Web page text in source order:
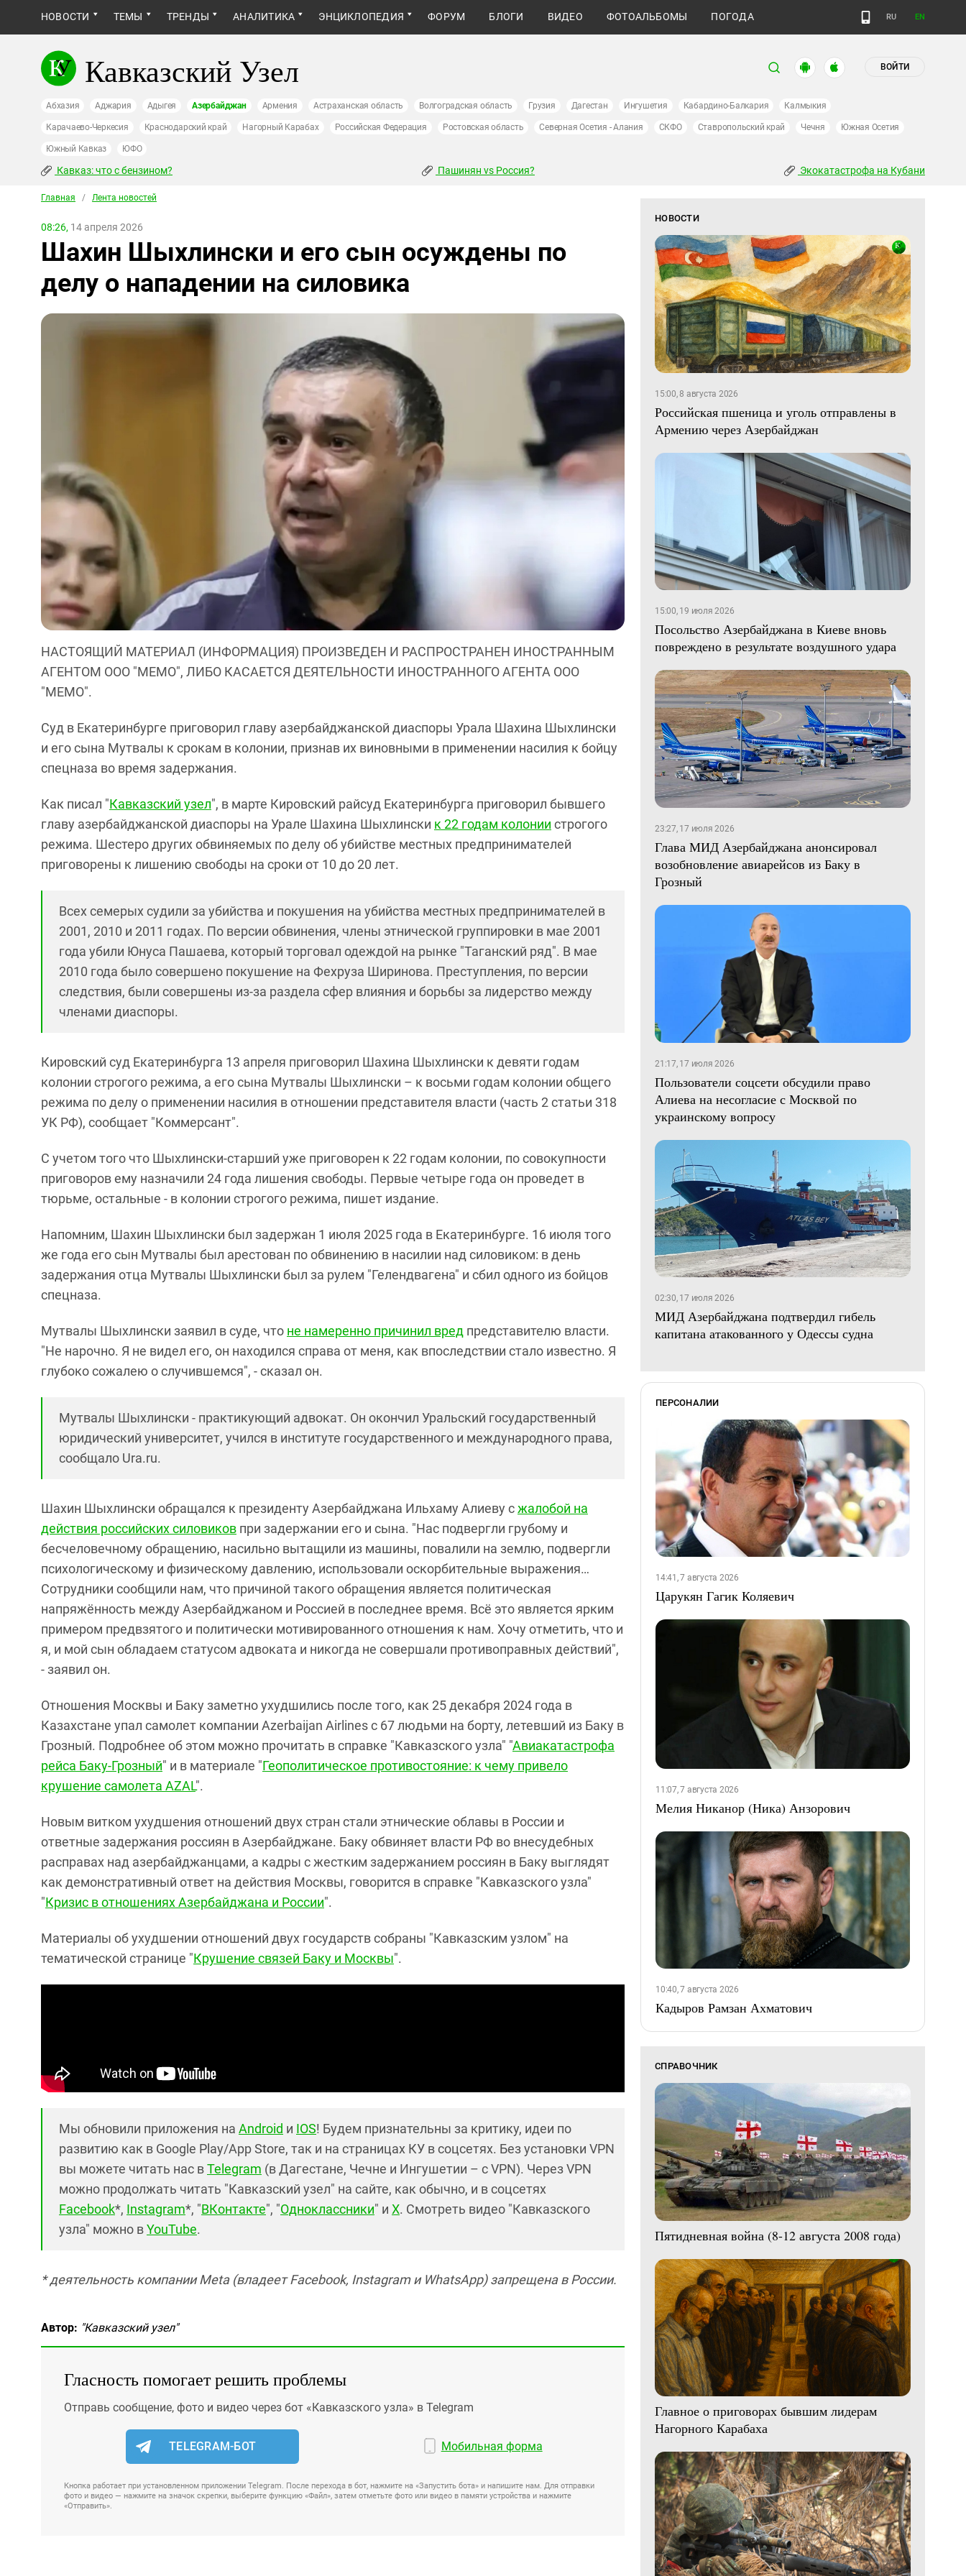
НОВОСТИ ТЕМЫ ТРЕНДЫ АНАЛИТИКА ЭНЦИКЛОПЕДИЯ ФОРУМ БЛОГИ ВИДЕО ФОТОАЛЬБОМЫ ПОГОДА RU EN
Кавказский Узел ВОЙТИ
Абхазия Аджария Адыгея Азербайджан Армения Астраханская область Волгоградская область Грузия Дагестан Ингушетия Кабардино-Балкария Калмыкия
Карачаево-Черкесия Краснодарский край Нагорный Карабах Российская Федерация Ростовская область Северная Осетия - Алания СКФО Ставропольский край Чечня Южная Осетия
Южный Кавказ ЮФО
Кавказ: что с бензином? Пашинян vs Россия? Экокатастрофа на Кубани
Главная / Лента новостей
08:26, 14 апреля 2026
Шахин Шыхлински и его сын осуждены по
делу о нападении на силовика
НАСТОЯЩИЙ МАТЕРИАЛ (ИНФОРМАЦИЯ) ПРОИЗВЕДЕН И РАСПРОСТРАНЕН ИНОСТРАННЫМ
АГЕНТОМ ООО "МЕМО", ЛИБО КАСАЕТСЯ ДЕЯТЕЛЬНОСТИ ИНОСТРАННОГО АГЕНТА ООО
"МЕМО".
Суд в Екатеринбурге приговорил главу азербайджанской диаспоры Урала Шахина Шыхлински
и его сына Мутвалы к срокам в колонии, признав их виновными в применении насилия к бойцу
спецназа во время задержания.
Как писал "Кавказский узел", в марте Кировский райсуд Екатеринбурга приговорил бывшего
главу азербайджанской диаспоры на Урале Шахина Шыхлински к 22 годам колонии строгого
режима. Шестеро других обвиняемых по делу об убийстве местных предпринимателей
приговорены к лишению свободы на сроки от 10 до 20 лет.
Всех семерых судили за убийства и покушения на убийства местных предпринимателей в
2001, 2010 и 2011 годах. По версии обвинения, члены этнической группировки в мае 2001
года убили Юнуса Пашаева, который торговал одеждой на рынке "Таганский ряд". В мае
2010 года было совершено покушение на Фехруза Ширинова. Преступления, по версии
следствия, были совершены из-за раздела сфер влияния и борьбы за лидерство между
членами диаспоры.
Кировский суд Екатеринбурга 13 апреля приговорил Шахина Шыхлински к девяти годам
колонии строгого режима, а его сына Мутвалы Шыхлински – к восьми годам колонии общего
режима по делу о применении насилия в отношении представителя власти (часть 2 статьи 318
УК РФ), сообщает "Коммерсант".
С учетом того что Шыхлински-старший уже приговорен к 22 годам колонии, по совокупности
приговоров ему назначили 24 года лишения свободы. Первые четыре года он проведет в
тюрьме, остальные - в колонии строгого режима, пишет издание.
Напомним, Шахин Шыхлински был задержан 1 июля 2025 года в Екатеринбурге. 16 июля того
же года его сын Мутвалы был арестован по обвинению в насилии над силовиком: в день
задержания отца Мутвалы Шыхлински был за рулем "Гелендвагена" и сбил одного из бойцов
спецназа.
Мутвалы Шыхлински заявил в суде, что не намеренно причинил вред представителю власти.
"Не нарочно. Я не видел его, он находился справа от меня, как впоследствии стало известно. Я
глубоко сожалею о случившемся", - сказал он.
Мутвалы Шыхлински - практикующий адвокат. Он окончил Уральский государственный
юридический университет, учился в институте государственного и международного права,
сообщало Ura.ru.
Шахин Шыхлински обращался к президенту Азербайджана Ильхаму Алиеву сжалобой на
действия российских силовиков при задержании его и сына. "Нас подвергли грубому и
бесчеловечному обращению, насильно вытащили из машины, повалили на землю, подвергли
психологическому и физическому давлению, использовали оскорбительные выражения…
Сотрудники сообщили нам, что причиной такого обращения является политическая
напряжённость между Азербайджаном и Россией в последнее время. Всё это является ярким
примером предвзятого и политически мотивированного отношения к нам. Хочу отметить, что и
я, и мой сын обладаем статусом адвоката и никогда не совершали противоправных действий",
- заявил он.
Отношения Москвы и Баку заметно ухудшились после того, как 25 декабря 2024 года в
Казахстане упал самолет компании Azerbaijan Airlines с 67 людьми на борту, летевший из Баку в
Грозный. Подробнее об этом можно прочитать в справке "Кавказского узла" "Авиакатастрофа
рейса Баку-Грозный" и в материале "Геополитическое противостояние: к чему привело
крушение самолета АZAL".
Новым витком ухудшения отношений двух стран стали этнические облавы в России и
ответные задержания россиян в Азербайджане. Баку обвиняет власти РФ во внесудебных
расправах над азербайджанцами, а кадры с жестким задержанием россиян в Баку выглядят
как демонстративный ответ на действия Москвы, говорится в справке "Кавказского узла"
"Кризис в отношениях Азербайджана и России".
Материалы об ухудшении отношений двух государств собраны "Кавказским узлом" на
тематической странице "Крушение связей Баку и Москвы".
Мы обновили приложения на Android и IOS! Будем признательны за критику, идеи по
развитию как в Google Play/App Store, так и на страницах КУ в соцсетях. Без установки VPN
вы можете читать нас вTelegram (в Дагестане, Чечне и Ингушетии – с VPN). Через VPN
можно продолжать читать "Кавказский узел" на сайте, как обычно, и в соцсетях
Facebook*, Instagram*, "ВКонтакте", "Одноклассники" и X. Смотреть видео "Кавказского
узла" можно вYouTube.
* деятельность компании Meta (владеет Facebook, Instagram и WhatsApp) запрещена в России.
Автор: "Кавказский узел"
Гласность помогает решить проблемы
Отправь сообщение, фото и видео через бот «Кавказского узла» в Telegram
TELEGRAM-БОТ Мобильная форма
Кнопка работает при установленном приложении Telegram. После перехода в бот, нажмите на «Запустить бота» и напишите нам. Для отправки
фото и видео — нажмите на значок скрепки, выберите функцию «Файл», затем отметьте фото или видео в памяти устройства и нажмите
«Отправить».
НОВОСТИ
15:00, 8 августа 2026
Российская пшеница и уголь отправлены в
Армению через Азербайджан
15:00, 19 июля 2026
Посольство Азербайджана в Киеве вновь
повреждено в результате воздушного удара
23:27, 17 июля 2026
Глава МИД Азербайджана анонсировал
возобновление авиарейсов из Баку в
Грозный
21:17, 17 июля 2026
Пользователи соцсети обсудили право
Алиева на несогласие с Москвой по
украинскому вопросу
02:30, 17 июля 2026
МИД Азербайджана подтвердил гибель
капитана атакованного у Одессы судна
ПЕРСОНАЛИИ
14:41, 7 августа 2026
Царукян Гагик Коляевич
11:07, 7 августа 2026
Мелия Никанор (Ника) Анзорович
10:40, 7 августа 2026
Кадыров Рамзан Ахматович
СПРАВОЧНИК
Пятидневная война (8-12 августа 2008 года)
Главное о приговорах бывшим лидерам
Нагорного Карабаха